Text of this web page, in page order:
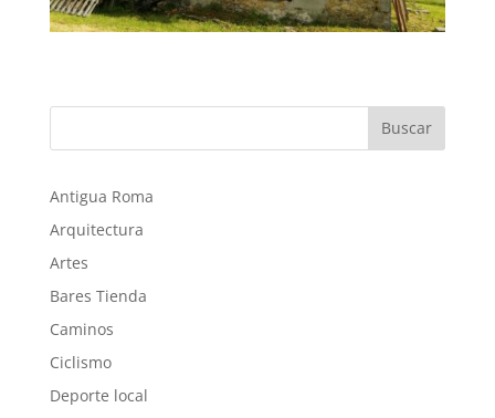
Buscar
Antigua Roma
Arquitectura
Artes
Bares Tienda
Caminos
Ciclismo
Deporte local